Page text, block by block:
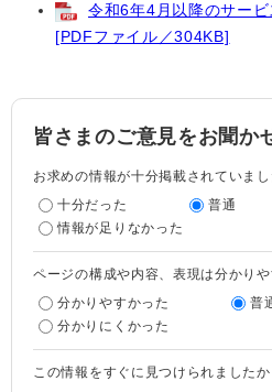
令和6年4月以降のサー
[PDFファイル／304KB]
皆さまのご意見をお聞か
お求めの情報が十分掲載されていまし
十分だった
普通
情報が足りなかった
ページの構成や内容、表現は分かり
分かりやすかった
普
分かりにくかった
この情報をすぐに見つけられましたか